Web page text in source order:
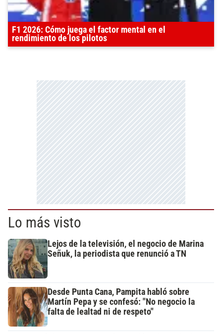
F1 2026: Cómo juega el factor mental en el
rendimiento de los pilotos
Lo más visto
Lejos de la televisión, el negocio de Marina
Señuk, la periodista que renunció a TN
Desde Punta Cana, Pampita habló sobre
Martín Pepa y se confesó: "No negocio la
falta de lealtad ni de respeto"